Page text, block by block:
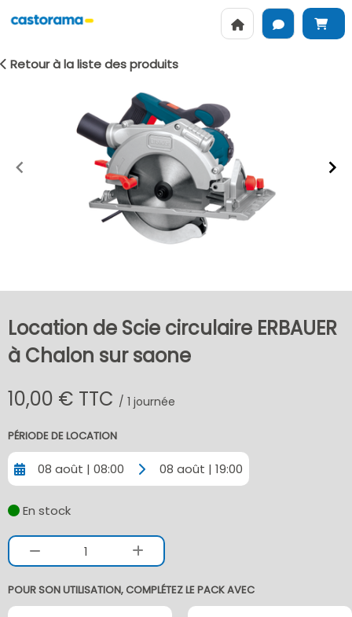
Retour à la liste des produits
Location de Scie circulaire ERBAUER
à Chalon sur saone
10,00 € TTC / 1 journée
PÉRIODE DE LOCATION
08 août | 08:00 08 août | 19:00
En stock
1
POUR SON UTILISATION, COMPLÉTEZ LE PACK AVEC